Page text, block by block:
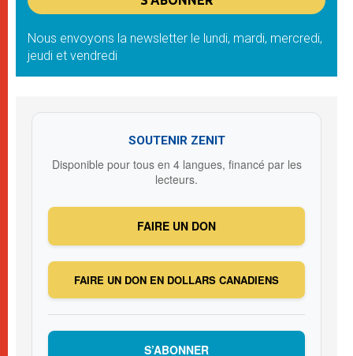
Nous envoyons la newsletter le lundi, mardi, mercredi,
jeudi et vendredi
SOUTENIR ZENIT
Disponible pour tous en 4 langues, financé par les
lecteurs.
FAIRE UN DON
FAIRE UN DON EN DOLLARS CANADIENS
S’ABONNER